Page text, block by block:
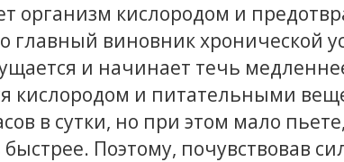
организм кислородом и
главный виновник хронической
и начинает течь
кислородом и питательными
в сутки, но при этом мало
быстрее. Поэтому, почувствовав